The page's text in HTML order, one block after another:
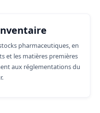
pharmaceutiques, en
et les matières premières
aux réglementations du